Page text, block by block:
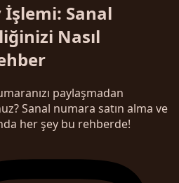
İşlemi: Sanal
Nasıl
paylaşmadan
Sanal numara satın alma ve
her şey bu rehberde!